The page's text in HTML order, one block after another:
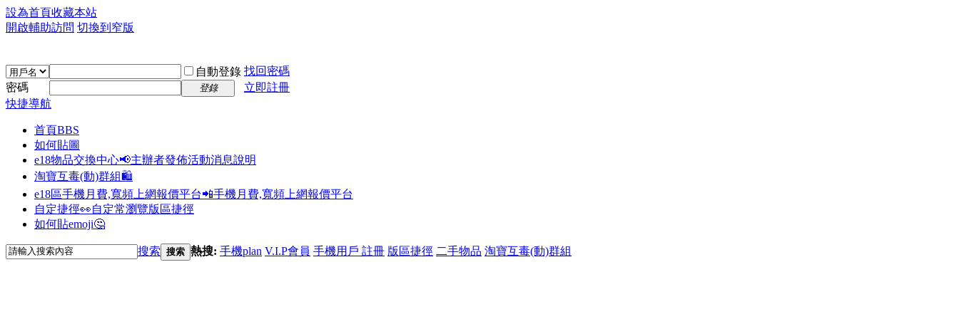
設為首頁收藏本站
開啟輔助訪問 切換到窄版
自動登錄 找回密碼
密碼
登錄
立即註冊
快捷導航
首頁BBS
如何貼圖
e18物品交換中心📢主辦者發佈活動消息說明
淘寶互毒(動)群組🛍️
e18區手機月費,寬頻上網報價平台📲手機月費,寬頻上網報價平台
自定捷徑👀自定常瀏覽版區捷徑
如何貼emoji🤔
搜索 搜索 熱搜: 手機plan V.I.P會員 手機用戶 註冊 版區捷徑 二手物品 淘寶互毒(動)群組